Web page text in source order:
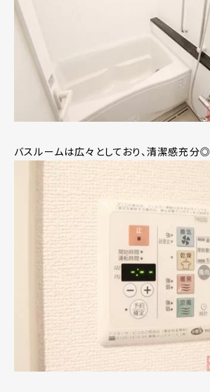
バスルームは広々としており、清潔感充分◎